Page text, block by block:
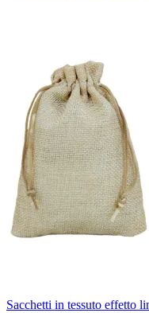
Sacchetti in tessuto effetto